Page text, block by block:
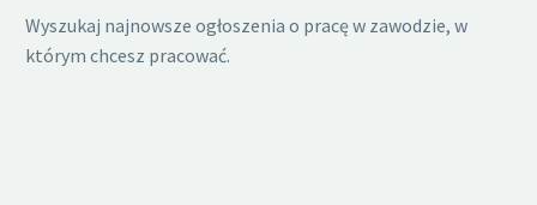
Wyszukaj najnowsze ogłoszenia o pracę w zawodzie, w
którym chcesz pracować.